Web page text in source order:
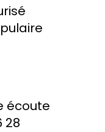
écoute
28